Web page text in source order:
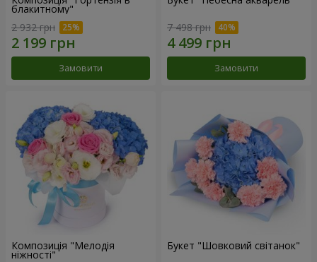
блакитному"
2 932 грн
Замовити
7 498 грн
Замовити
Композиція "Мелодія
ніжності"
Букет "Шовковий світанок"